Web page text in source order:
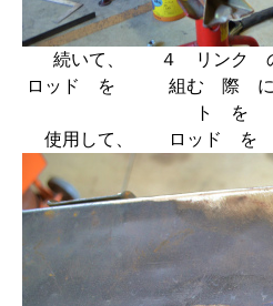
続いて、 ４ リンク
ロッド を 組む 際
ト
使用して、 ロッド